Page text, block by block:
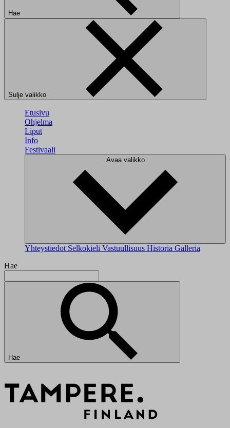
Hae
Sulje valikko
Etusivu
Ohjelma
Liput
Info
Festivaali
Avaa valikko
Yhteystiedot Selkokieli Vastuullisuus Historia Galleria
Hae
Hae